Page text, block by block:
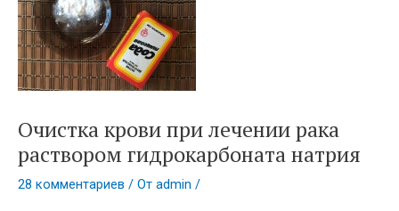
Очистка крови при лечении рака
раствором гидрокарбоната натрия
28 комментариев / От admin /